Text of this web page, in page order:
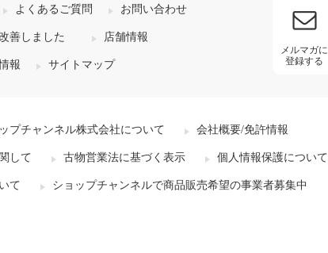
よくあるご質問 お問い合わせ
善しました 店舗情報
報 サイトマップ
メルマガに
登録する
プチャンネル株式会社について 会社概要/免許情報
して 古物営業法に基づく表示 個人情報保護について
て ショップチャンネルで商品販売希望の事業者募集中